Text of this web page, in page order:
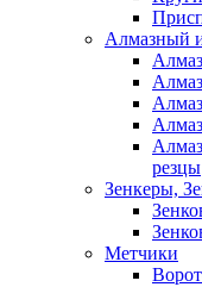
Алмазный
резцы
Зенкеры,
Метчики